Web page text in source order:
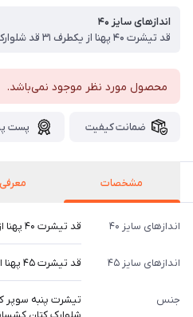
اندازهای سایز ۴۰
محصول مورد نظر موجود نمی‌باشد.
ضمانت کیفیت پست
مشخصات معرفی
اندازهای سایز ۴۰ قد تیشرت ۴۰ پهنا از یکطرف ۳۱ قد شلوارک ۳۳سانت
اندازهای سایز ۴۵ قد تیشرت ۴۵ پهنا از یکطرف ۳۲ قد شلوارک ۳۸سانت
جنس
تیشرت پنبه سوپر